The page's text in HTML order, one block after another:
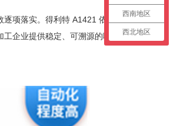
项落实。得利特 A1421 依托
企业提供稳定、可溯源的喹
西南地区
西北地区